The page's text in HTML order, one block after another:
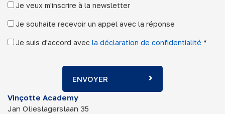
Je veux m'inscrire à la newsletter
Je souhaite recevoir un appel avec la réponse
Je suis d'accord avec la déclaration de confidentialité *
ENVOYER
Vinçotte Academy
Jan Olieslagerslaan 35